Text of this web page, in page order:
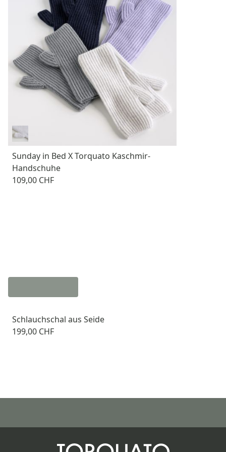
Sunday in Bed X Torquato Kaschmir-
Handschuhe
109,00 CHF
Schlauchschal aus Seide
199,00 CHF